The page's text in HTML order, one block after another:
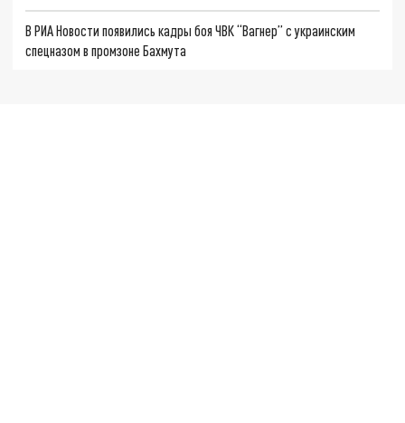
В РИА Новости появились кадры боя ЧВК “Вагнер” с украинским
спецназом в промзоне Бахмута